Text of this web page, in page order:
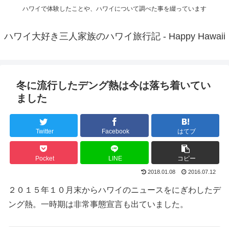
ハワイで体験したことや、ハワイについて調べた事を綴っています
ハワイ大好き三人家族のハワイ旅行記 - Happy Hawaii
冬に流行したデング熱は今は落ち着いてい
ました
Twitter Facebook はてブ
Pocket LINE コピー
2018.01.08 2016.07.12
２０１５年１０月末からハワイのニュースをにぎわしたデ
ング熱。一時期は非常事態宣言も出ていました。